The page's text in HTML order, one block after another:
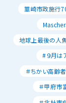
韮崎市政施行
地球上最後の人魚
#９月は
＃ちかい高齢
＃甲府市